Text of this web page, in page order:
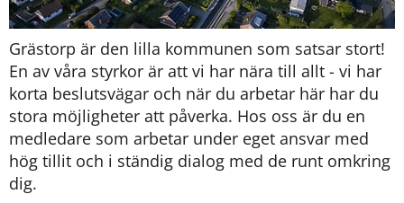
Grästorp är den lilla kommunen som satsar stort!
En av våra styrkor är att vi har nära till allt - vi har
korta beslutsvägar och när du arbetar här har du
stora möjligheter att påverka. Hos oss är du en
medledare som arbetar under eget ansvar med
hög tillit och i ständig dialog med de runt omkring
dig.